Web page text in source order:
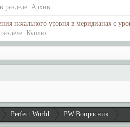
разделе:Архив
начального уровня в меридианах с
Куплю
Perfect World PW Вопросник